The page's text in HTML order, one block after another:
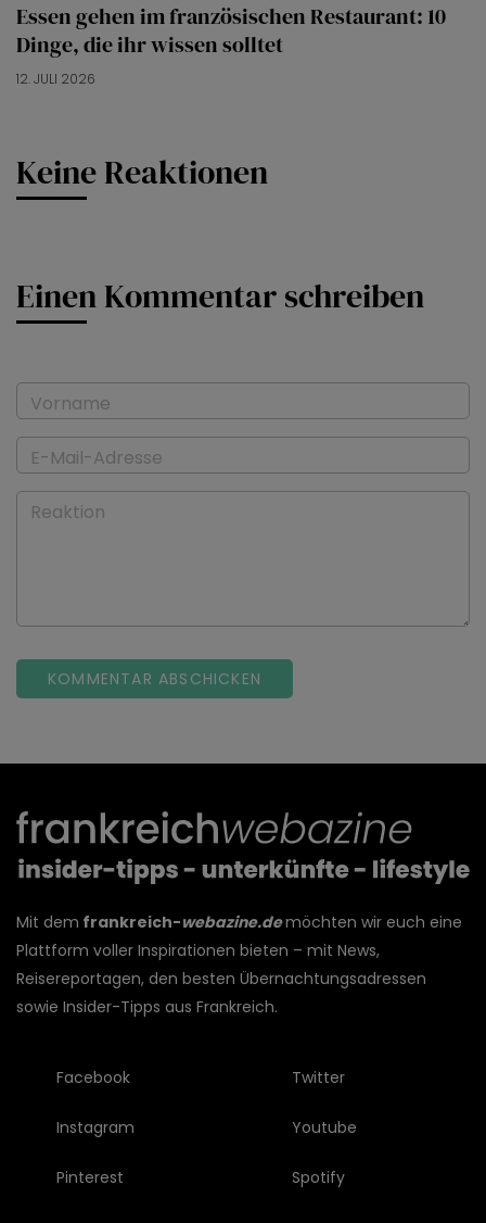
Essen gehen im französischen Restaurant: 10
Dinge, die ihr wissen solltet
12. JULI 2026
Keine Reaktionen
Einen Kommentar schreiben
Vorname
E-Mail-Adresse
Reaktion
Mit dem frankreich-webazine.demöchten wir euch eine
Plattform voller Inspirationen bieten – mit News,
Reisereportagen, den besten Übernachtungsadressen
sowie Insider-Tipps aus Frankreich.
Facebook
Instagram
Pinterest
Twitter
Youtube
Spotify